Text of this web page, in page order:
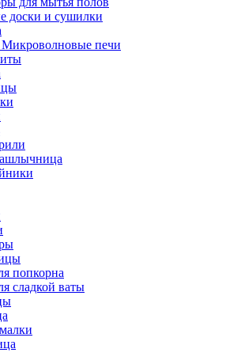
доски и сушилки
печи
попкорна
сладкой ваты